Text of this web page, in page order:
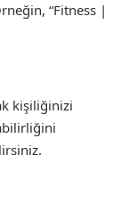
“Fitness |
kişiliğinizi